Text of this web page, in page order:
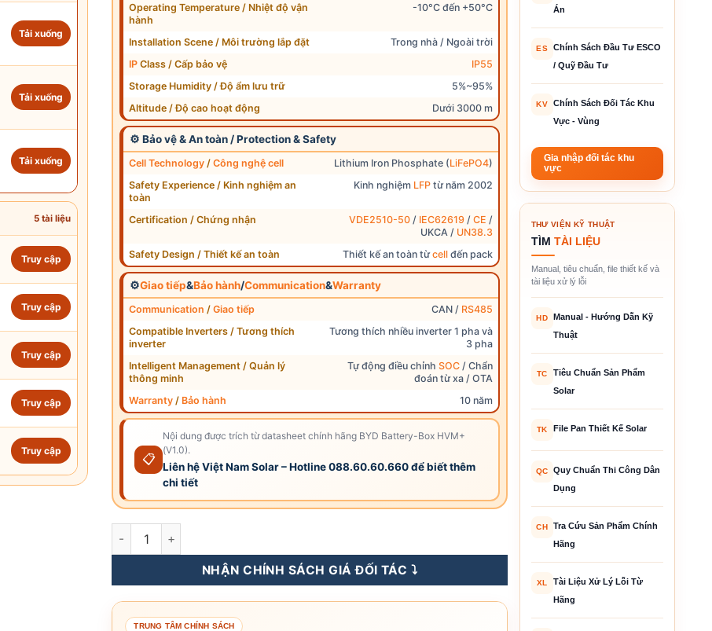
Tải xuống
Tải xuống
Tải xuống
5 tài liệu
Truy cập
Truy cập
Truy cập
Truy cập
Truy cập
Operating Temperature / Nhiệt độ vận
hành
-10°C đến +50°C
Installation Scene / Môi trường lắp đặt
Trong nhà / Ngoài trời
IP Class / Cấp bảo vệ
IP55
Storage Humidity / Độ ẩm lưu trữ
5%~95%
Altitude / Độ cao hoạt động
Dưới 3000 m
⚙ Bảo vệ & An toàn / Protection & Safety
Cell Technology /Công nghệ cell Lithium Iron Phosphate (LiFePO4)
Safety Experience / Kinh nghiệm an
toàn
Kinh nghiệm LFPtừ năm 2002
Certification / Chứng nhận VDE2510-50/ IEC62619/ CE /
UKCA / UN38.3
Safety Design / Thiết kế an toàn
Thiết kế an toàn từcellđến pack
⚙Giao tiếp&Bảo hành/Communication&Warranty
Communication /Giao tiếp CAN / RS485
Compatible Inverters / Tương thích
inverter
Tương thích nhiều inverter 1 pha và
3 pha
Intelligent Management / Quản lý
thông minh
Tự động điều chỉnh SOC/ Chẩn
đoán từ xa / OTA
Warranty /Bảo hành 10 năm
📋
Nội dung được trích từ datasheet chính hãng BYD Battery-Box HVM+
(V1.0).
Liên hệ Việt Nam Solar – Hotline 088.60.60.660 để biết thêm
chi tiết
Battery-Box HVM+ - Pin Lưu Trữ Điện Lithium BYD HVM+ 8.3kWh - 66.2kWh số lượng
NHẬN CHÍNH SÁCH GIÁ ĐỐI TÁC ⤵️
TRUNG TÂM CHÍNH SÁCH
Án
ES
Chính Sách Đầu Tư ESCO
/ Quỹ Đầu Tư
KV
Chính Sách Đối Tác Khu
Vực - Vùng
Gia nhập đối tác khu
vực
THƯ VIỆN KỸ THUẬT
TÌM TÀI LIỆU
Manual, tiêu chuẩn, file thiết kế và
tài liệu xử lý lỗi
HD
Manual - Hướng Dẫn Kỹ
Thuật
TC
Tiêu Chuẩn Sản Phẩm
Solar
TK File Pan Thiết Kế Solar
QC
Quy Chuẩn Thi Công Dân
Dụng
CH
Tra Cứu Sản Phẩm Chính
Hãng
XL
Tài Liệu Xử Lý Lỗi Từ
Hãng